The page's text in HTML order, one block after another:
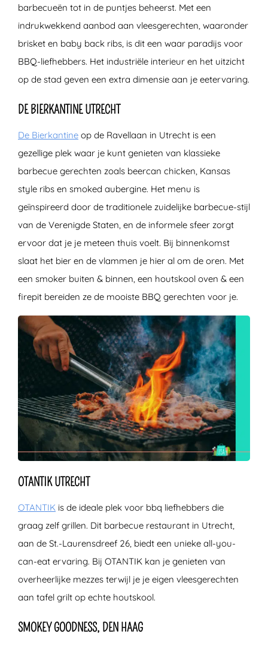
barbecueën tot in de puntjes beheerst. Met een
indrukwekkend aanbod aan vleesgerechten, waaronder
brisket en baby back ribs, is dit een waar paradijs voor
BBQ-liefhebbers. Het industriële interieur en het uitzicht
op de stad geven een extra dimensie aan je eetervaring.
DE BIERKANTINE UTRECHT
De Bierkantine op de Ravellaan in Utrecht is een
gezellige plek waar je kunt genieten van klassieke
barbecue gerechten zoals beercan chicken, Kansas
style ribs en smoked aubergine. Het menu is
geïnspireerd door de traditionele zuidelijke barbecue-stijl
van de Verenigde Staten, en de informele sfeer zorgt
ervoor dat je je meteen thuis voelt. Bij binnenkomst
slaat het bier en de vlammen je hier al om de oren. Met
een smoker buiten & binnen, een houtskool oven & een
firepit bereiden ze de mooiste BBQ gerechten voor je.
OTANTIK UTRECHT
OTANTIK is de ideale plek voor bbq liefhebbers die
graag zelf grillen. Dit barbecue restaurant in Utrecht,
aan de St.-Laurensdreef 26, biedt een unieke all-you-
can-eat ervaring. Bij OTANTIK kan je genieten van
overheerlijke mezzes terwijl je je eigen vleesgerechten
aan tafel grilt op echte houtskool.
SMOKEY GOODNESS, DEN HAAG